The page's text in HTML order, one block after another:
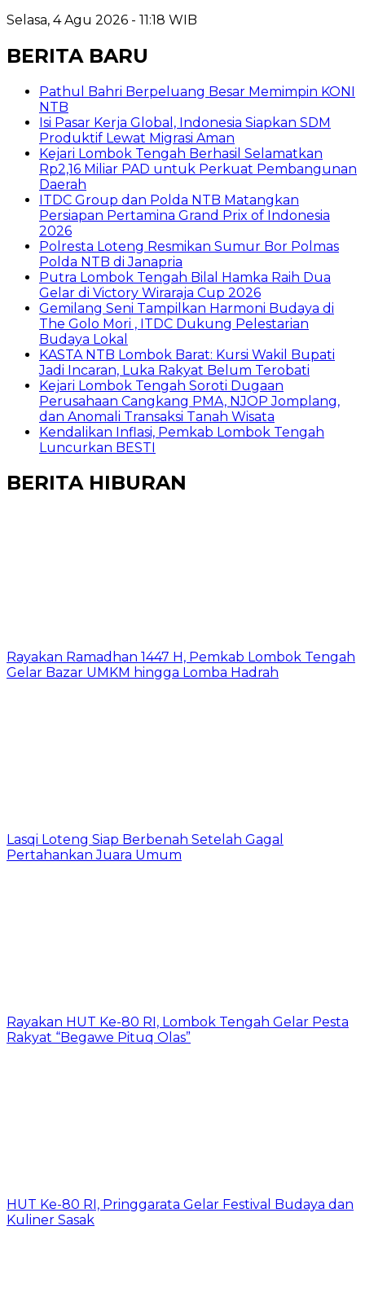
Selasa, 4 Agu 2026 - 11:18 WIB
BERITA BARU
Pathul Bahri Berpeluang Besar Memimpin KONI
NTB
​Isi Pasar Kerja Global, Indonesia Siapkan SDM
Produktif Lewat Migrasi Aman
Kejari Lombok Tengah Berhasil Selamatkan
Rp2,16 Miliar PAD untuk Perkuat Pembangunan
Daerah
ITDC Group dan Polda NTB Matangkan
Persiapan Pertamina Grand Prix of Indonesia
2026
Polresta Loteng Resmikan Sumur Bor Polmas
Polda NTB di Janapria
Putra Lombok Tengah Bilal Hamka Raih Dua
Gelar di Victory Wiraraja Cup 2026
Gemilang Seni Tampilkan Harmoni Budaya di
The Golo Mori , ITDC Dukung Pelestarian
Budaya Lokal
KASTA NTB Lombok Barat: Kursi Wakil Bupati
Jadi Incaran, Luka Rakyat Belum Terobati
Kejari Lombok Tengah Soroti Dugaan
Perusahaan Cangkang PMA, NJOP Jomplang,
dan Anomali Transaksi Tanah Wisata
Kendalikan Inflasi, Pemkab Lombok Tengah
Luncurkan BESTI
BERITA HIBURAN
Rayakan Ramadhan 1447 H, Pemkab Lombok Tengah
Gelar Bazar UMKM hingga Lomba Hadrah
Lasqi Loteng Siap Berbenah Setelah Gagal
Pertahankan Juara Umum
Rayakan HUT Ke-80 RI, Lombok Tengah Gelar Pesta
Rakyat “Begawe Pituq Olas”
HUT Ke-80 RI, Pringgarata Gelar Festival Budaya dan
Kuliner Sasak